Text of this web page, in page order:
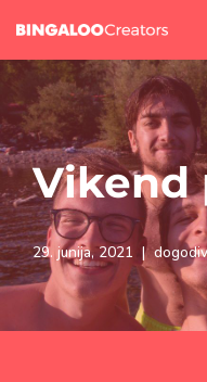
Skoči
vsebino
Vikend
29. junija, 2021